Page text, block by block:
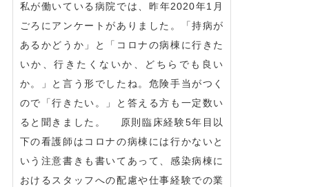
私が働いている病院では、昨年2020年1月
ごろにアンケートがありました。「持病が
あるかどうか」と「コロナの病棟に行きた
いか、行きたくないか、どちらでも良い
か。」と言う形でしたね。危険手当がつく
ので「行きたい。」と答える方も一定数い
ると聞きました。 原則臨床経験5年目以
下の看護師はコロナの病棟には行かないと
いう注意書きも書いてあって、感染病棟に
おけるスタッフへの配慮や仕事経験での業